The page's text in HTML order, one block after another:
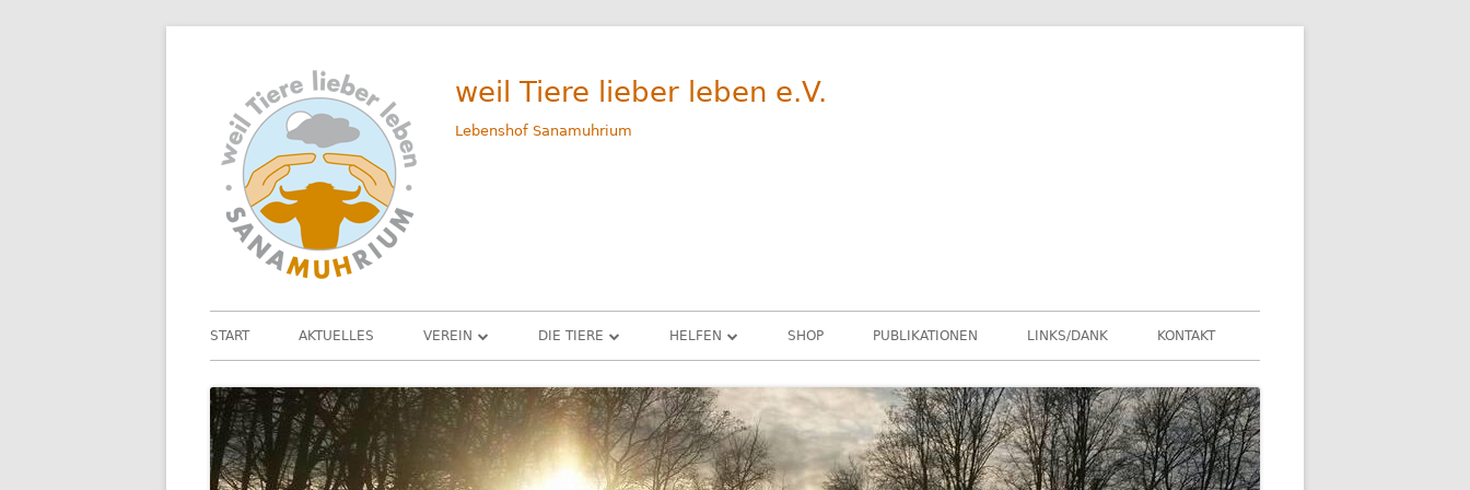
weil Tiere lieber leben e.V.
Lebenshof Sanamuhrium
Primäres
Menü
START AKTUELLES VEREIN
DAS TEAM
SATZUNG
DIE TIERE
RINDER
SCHWEINE
HELFEN
PATENSCHAFTEN
SACHSPENDEN
SHOP PUBLIKATIONEN LINKS/DANK KONTAKT